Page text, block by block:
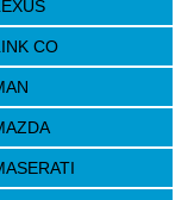
CO